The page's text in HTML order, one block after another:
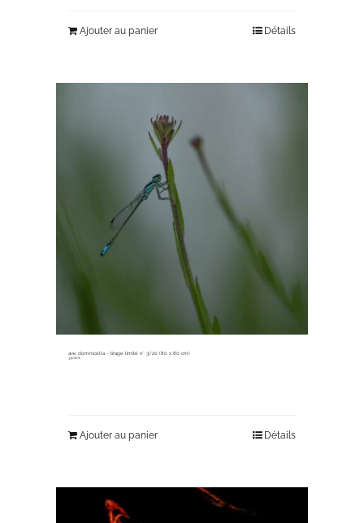
Ajouter au panier Détails
ave domnicella ~ tirage limité n° 3/20 (80 x 80 cm)
330,00€
Ajouter au panier Détails